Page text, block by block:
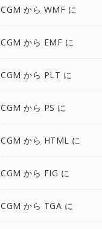
CGM から WMF に
CGM から EMF に
CGM から PLT に
CGM から PS に
CGM から HTML に
CGM から FIG に
CGM から TGA に